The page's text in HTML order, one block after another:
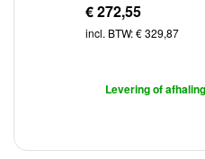
€ 272,55
incl. BTW: € 329,87
Levering of